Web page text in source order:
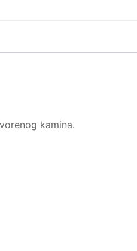
kamina.